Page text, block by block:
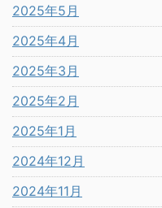
2025年5月
2025年4月
2025年3月
2025年2月
2025年1月
2024年12月
2024年11月